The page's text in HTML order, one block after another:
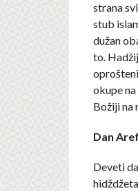
strana
stub
dužan
to.
okupe
Božiji na
Dan
Deveti